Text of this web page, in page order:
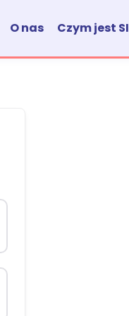
O nas Czym jest SI